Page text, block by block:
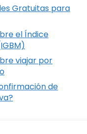
Gratuitas para
el Índice
viajar por
de